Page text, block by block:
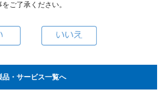
をご了承ください。
品・サービス一覧へ